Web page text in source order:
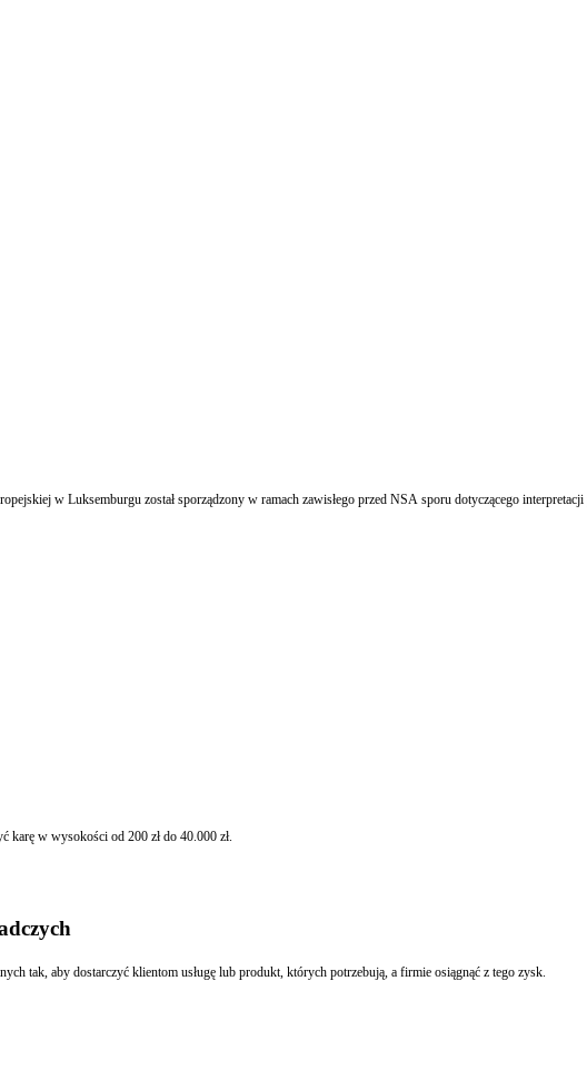
w Luksemburgu został sporządzony w ramach zawisłego przed NSA sporu dotyczącego
za wykroczenie skarbowe będzie mógł wymierzyć karę w wysokości od 200 zł do 40.000 zł.
tak, aby dostarczyć klientom usługę lub produkt, których potrzebują, a firmie osiągnąć z tego zysk.